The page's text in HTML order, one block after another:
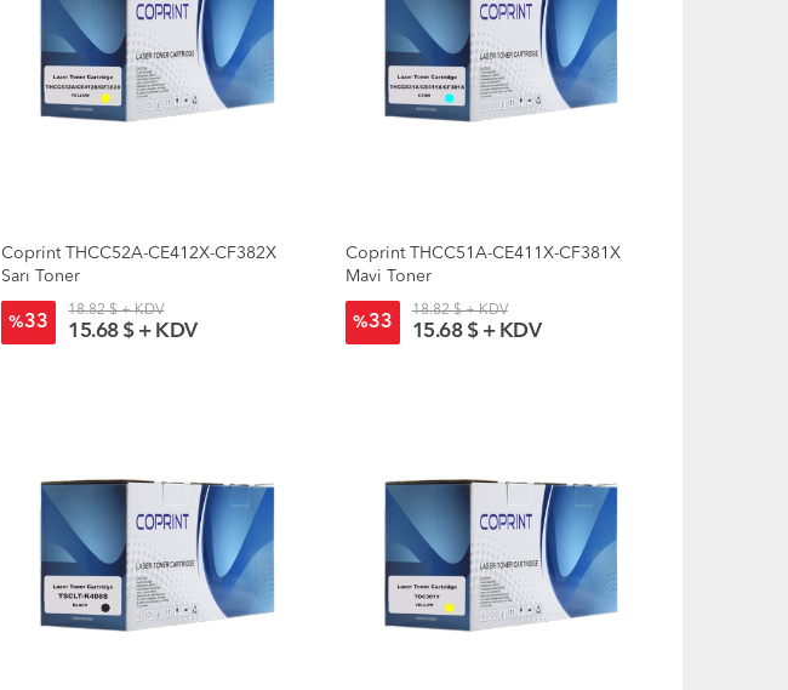
Coprint THCC52A-CE412X-CF382X
Sarı Toner
%33
18.82 $ + KDV
15.68 $ + KDV
Coprint THCC51A-CE411X-CF381X
Mavi Toner
%33
18.82 $ + KDV
15.68 $ + KDV